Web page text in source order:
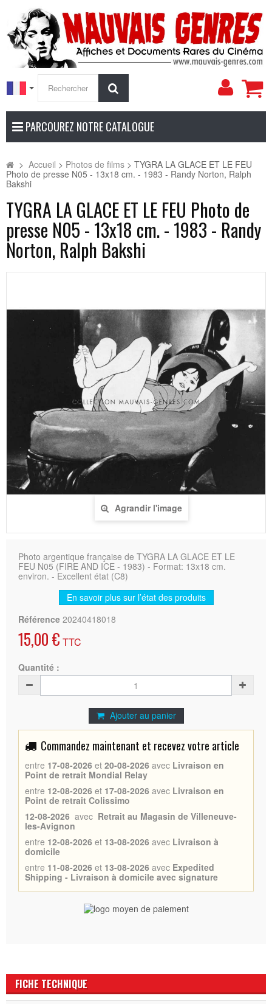
Mon
PARCOUREZ NOTRE CATALOGUE
> Accueil > Photos de films > TYGRA LA GLACE ET LE FEU
Photo de presse N05 - 13x18 cm. - 1983 - Randy Norton, Ralph
Bakshi
TYGRA LA GLACE ET LE FEU Photo de
presse N05 - 13x18 cm. - 1983 - Randy
Norton, Ralph Bakshi
Agrandir l'image
Photo argentique française de TYGRA LA GLACE ET LE
FEU N05 (FIRE AND ICE - 1983) - Format: 13x18 cm.
environ. - Excellent état (C8)
En savoir plus sur l’état des produits
Référence 20240418018
15,00 € TTC
Quantité :
Ajouter au panier
Commandez maintenant et recevez votre article
entre 17-08-2026 et 20-08-2026 avec Livraison en
Point de retrait Mondial Relay
entre 12-08-2026 et 17-08-2026 avec Livraison en
Point de retrait Colissimo
12-08-2026 avec Retrait au Magasin de Villeneuve-
les-Avignon
entre 12-08-2026 et 13-08-2026 avec Livraison à
domicile
entre 11-08-2026 et 13-08-2026 avec Expedited
Shipping - Livraison à domicile avec signature
FICHE TECHNIQUE